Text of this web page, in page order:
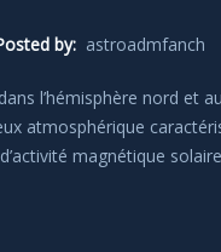
by: astroadmfanch
l’hémisphère nord et
atmosphérique
magnétique